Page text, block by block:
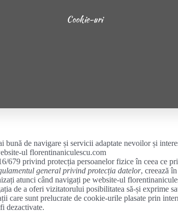
Cookie-uri
de navigare și servicii adaptate nevoilor și
ul florentinaniculescu.com
privind protecția persoanelor fizice în ceea ce
general privind protecția datelor, creează
atunci când navigați pe website-ul
de a oferi vizitatorului posibilitatea să-și exprime
care sunt prelucrate de cookie-urile plasate prin
dezactivate.